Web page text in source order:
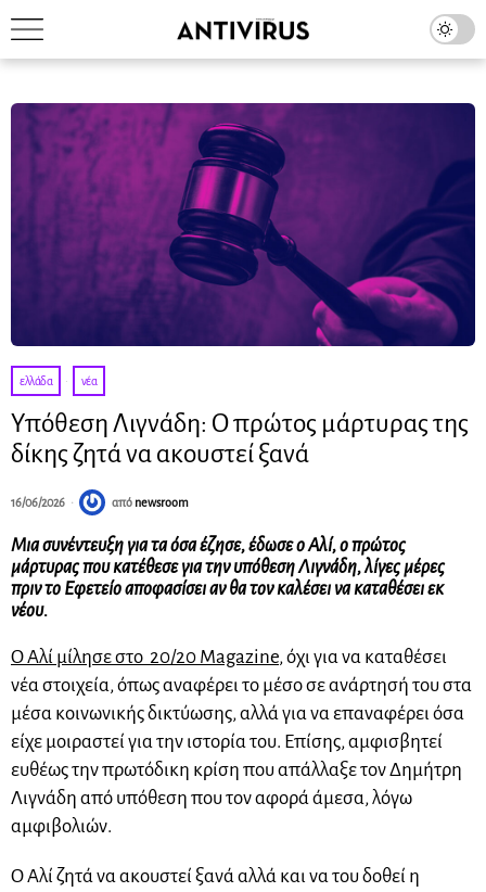
ελλάδα · νέα
Υπόθεση Λιγνάδη: Ο πρώτος μάρτυρας της
δίκης ζητά να ακουστεί ξανά
16/06/2026 από newsroom
Μια συνέντευξη για τα όσα έζησε, έδωσε ο Αλί, ο πρώτος
μάρτυρας που κατέθεσε για την υπόθεση Λιγνάδη, λίγες μέρες
πριν το Εφετείο αποφασίσει αν θα τον καλέσει να καταθέσει εκ
νέου.
Ο Αλί μίλησε στο 20/20 Magazine, όχι για να καταθέσει
νέα στοιχεία, όπως αναφέρει το μέσο σε ανάρτησή του στα
μέσα κοινωνικής δικτύωσης, αλλά για να επαναφέρει όσα
είχε μοιραστεί για την ιστορία του. Επίσης, αμφισβητεί
ευθέως την πρωτόδικη κρίση που απάλλαξε τον Δημήτρη
Λιγνάδη από υπόθεση που τον αφορά άμεσα, λόγω
αμφιβολιών.
Ο Αλί ζητά να ακουστεί ξανά αλλά και να του δοθεί η